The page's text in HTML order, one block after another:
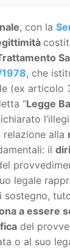
, con la
, che
(ex articolo
“Legge
relazione alla
il
legale
sostegno,
a essere
del
o al suo